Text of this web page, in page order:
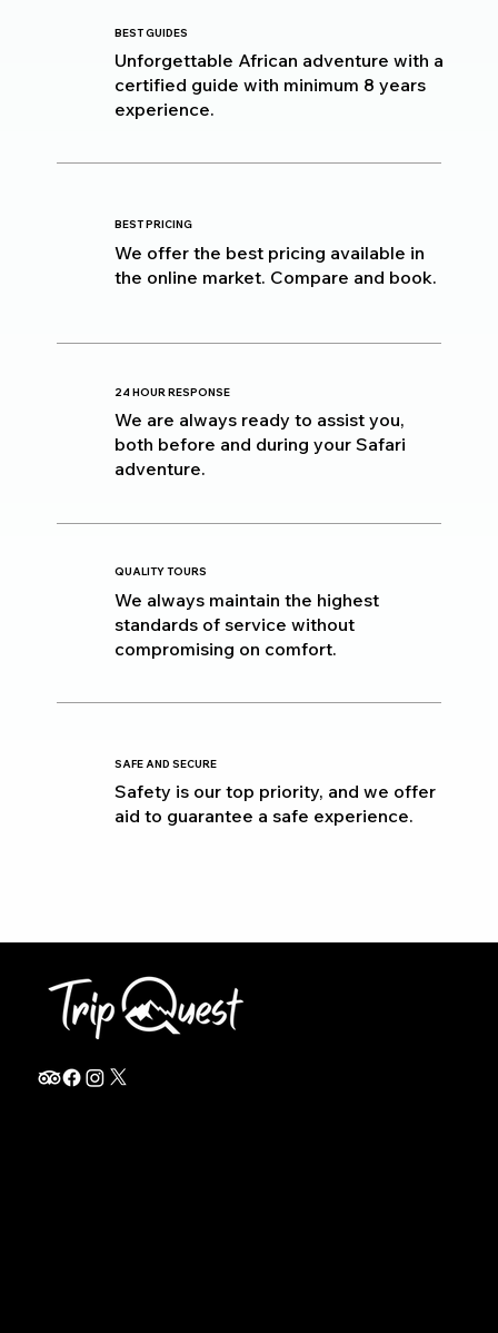
BEST GUIDES
Unforgettable African adventure with a
certified guide with minimum 8 years
experience.
BEST PRICING
We offer the best pricing available in
the online market. Compare and book.
24 HOUR RESPONSE
We are always ready to assist you,
both before and during your Safari
adventure.
QUALITY TOURS
We always maintain the highest
standards of service without
compromising on comfort.
SAFE AND SECURE
Safety is our top priority, and we offer
aid to guarantee a safe experience.